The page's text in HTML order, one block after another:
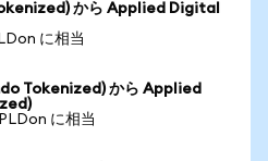
から Applied Digital
に相当
Tokenized) から Applied
に相当